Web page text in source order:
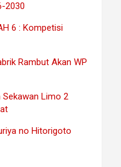
2030
6 : Kompetisi
Rambut Akan WP
Sekawan Limo 2
no Hitorigoto